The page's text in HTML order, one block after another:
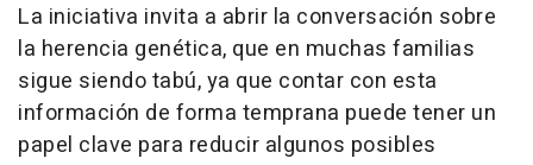
La iniciativa invita a abrir la conversación sobre
la herencia genética, que en muchas familias
sigue siendo tabú, ya que contar con esta
información de forma temprana puede tener un
papel clave para reducir algunos posibles